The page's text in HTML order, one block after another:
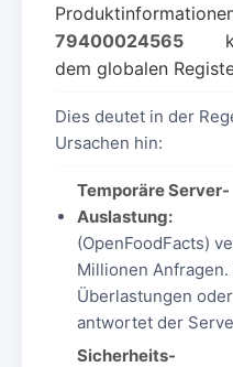
79400024565
dem globalen
Dies deutet in der
Ursachen hin:
Temporäre Server-
Auslastung:
(OpenFoodFacts)
Millionen
Überlastungen
antwortet der
Sicherheits-